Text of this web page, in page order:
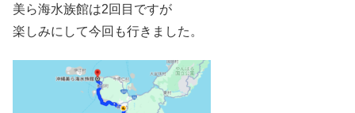
美ら海水族館は2回目ですが
楽しみにして今回も行きました。